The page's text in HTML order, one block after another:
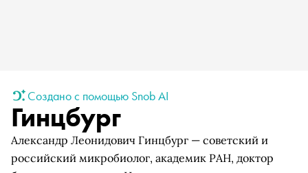
Создано с помощью Snob AI
Гинцбург
Александр Леонидович Гинцбург — советский и
российский микробиолог, академик РАН, доктор